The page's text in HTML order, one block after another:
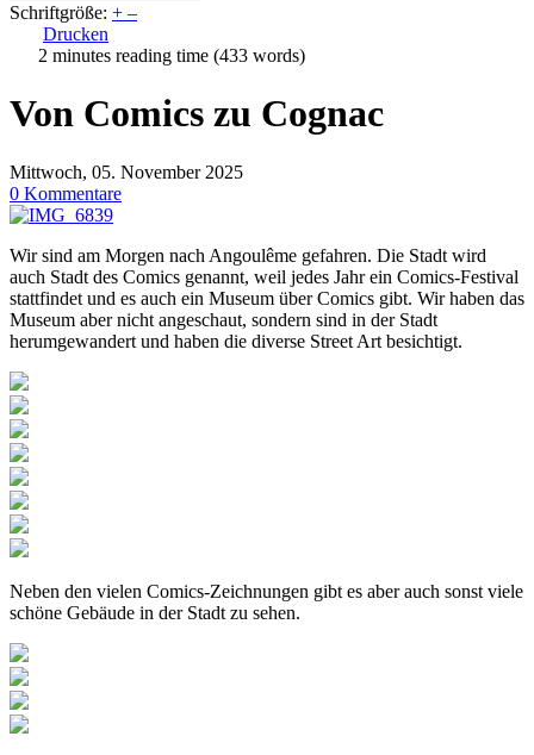
Schriftgröße: + –
Drucken
2 minutes reading time (433 words)
Von Comics zu Cognac
Mittwoch, 05. November 2025
0 Kommentare
Wir sind am Morgen nach Angoulême gefahren. Die Stadt wird
auch Stadt des Comics genannt, weil jedes Jahr ein Comics-Festival
stattfindet und es auch ein Museum über Comics gibt. Wir haben das
Museum aber nicht angeschaut, sondern sind in der Stadt
herumgewandert und haben die diverse Street Art besichtigt.
Neben den vielen Comics-Zeichnungen gibt es aber auch sonst viele
schöne Gebäude in der Stadt zu sehen.